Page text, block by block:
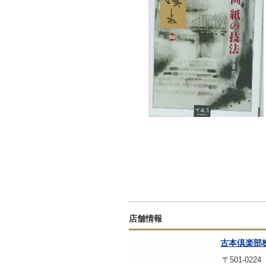
店舗情報
古本倶楽部
〒501-0224